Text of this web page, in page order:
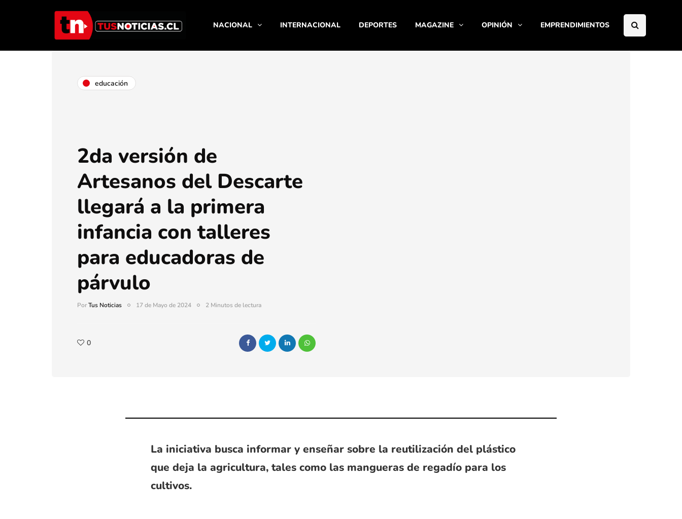
NACIONAL INTERNACIONAL DEPORTES MAGAZINE OPINIÓN EMPRENDIMIENTOS
educación
2da versión de
Artesanos del Descarte
llegará a la primera
infancia con talleres
para educadoras de
párvulo
PorTus Noticias 17 de Mayo de 2024 2 Minutos de lectura
0
La iniciativa busca informar y enseñar sobre la reutilización del plástico
que deja la agricultura, tales como las mangueras de regadío para los
cultivos.